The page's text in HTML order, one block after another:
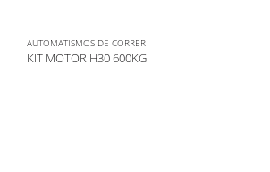
AUTOMATISMOS DE CORRER
KIT MOTOR H30 600KG